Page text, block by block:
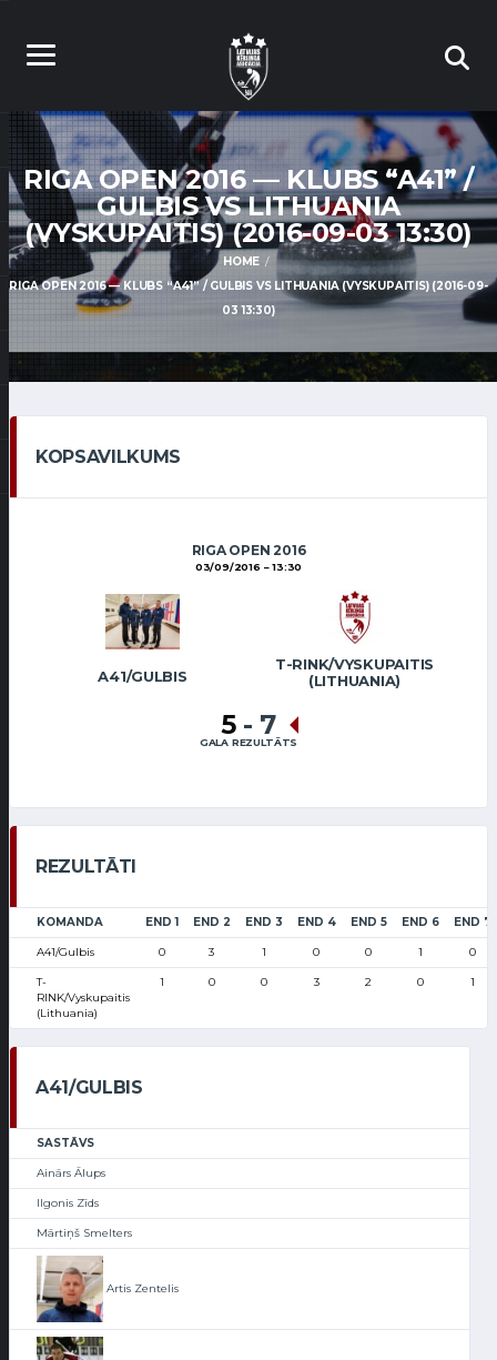
RIGA OPEN 2016 — KLUBS “A41” /
GULBIS VS LITHUANIA
(VYSKUPAITIS) (2016-09-03 13:30)
HOME
RIGA OPEN 2016 — KLUBS “A41” / GULBIS VS LITHUANIA (VYSKUPAITIS) (2016-09-
03 13:30)
KOPSAVILKUMS
RIGA OPEN 2016
03/09/2016 13:30
A41/GULBIS
T-RINK/VYSKUPAITIS
(LITHUANIA)
5 - 7
GALA REZULTĀTS
REZULTĀTI
KOMANDA END 1 END 2 END 3 END 4 END 5 END 6 END 7
A41/Gulbis 0 3 1 0 0 1 0
T-
RINK/Vyskupaitis
(Lithuania)
1 0 0 3 2 0 1
A41/GULBIS
SASTĀVS
Ainārs Ālups
Ilgonis Zīds
Mārtiņš Smelters
Artis Zentelis